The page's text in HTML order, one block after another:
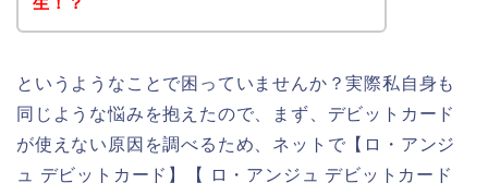
というようなことで困っていませんか？実際私自身も
同じような悩みを抱えたので、まず、デビットカード
が使えない原因を調べるため、ネットで【ロ・アンジ
ュ デビットカード】【 ロ・アンジュ デビットカード